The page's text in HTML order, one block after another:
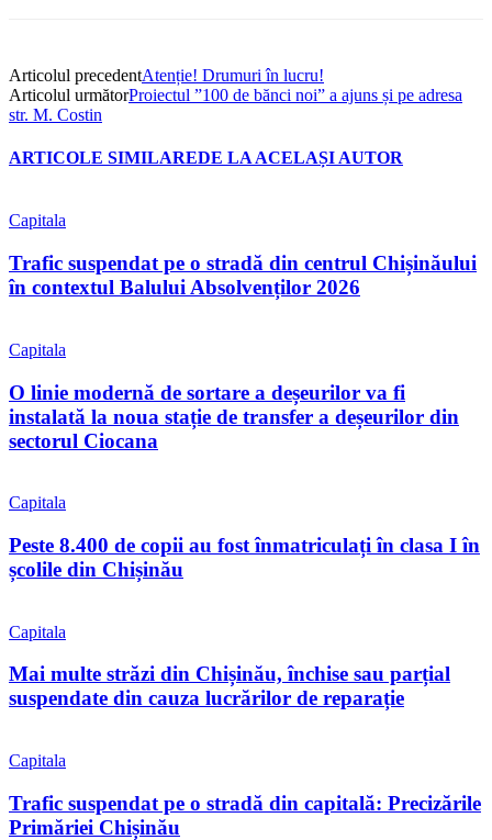
Articolul precedentAtenție! Drumuri în lucru!
Articolul următorProiectul ”100 de bănci noi” a ajuns și pe adresa
str. M. Costin
ARTICOLE SIMILAREDE LA ACELAȘI AUTOR
Capitala
Trafic suspendat pe o stradă din centrul Chișinăului
în contextul Balului Absolvenților 2026
Capitala
O linie modernă de sortare a deșeurilor va fi
instalată la noua stație de transfer a deșeurilor din
sectorul Ciocana
Capitala
Peste 8.400 de copii au fost înmatriculați în clasa I în
școlile din Chișinău
Capitala
Mai multe străzi din Chișinău, închise sau parțial
suspendate din cauza lucrărilor de reparație
Capitala
Trafic suspendat pe o stradă din capitală: Precizările
Primăriei Chișinău